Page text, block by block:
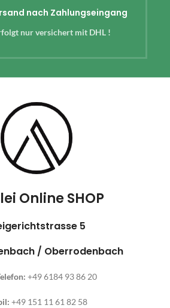
nach Zahlungseingang
nur versichert mit DHL !
Online SHOP
5
/ Oberrodenbach
+49 6184 93 86 20
+49 151 11 61 82 58